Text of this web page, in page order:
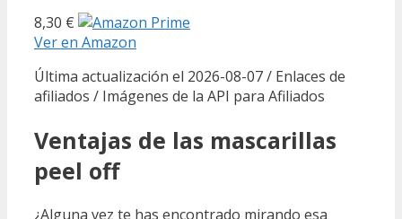
8,30 €
Ver en Amazon
Última actualización el 2026-08-07 / Enlaces de
afiliados / Imágenes de la API para Afiliados
Ventajas de las mascarillas
peel off
¿Alguna vez te has encontrado mirando esa